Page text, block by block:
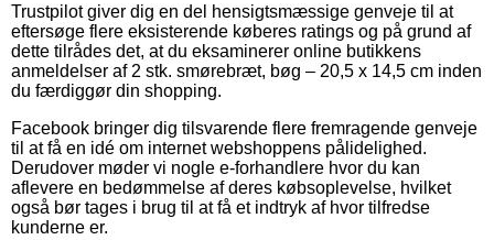
Trustpilot giver dig en del hensigtsmæssige genveje til at
eftersøge flere eksisterende køberes ratings og på grund af
dette tilrådes det, at du eksaminerer online butikkens
anmeldelser af 2 stk. smørebræt, bøg – 20,5 x 14,5 cm inden
du færdiggør din shopping.
Facebook bringer dig tilsvarende flere fremragende genveje
til at få en idé om internet webshoppens pålidelighed.
Derudover møder vi nogle e-forhandlere hvor du kan
aflevere en bedømmelse af deres købsoplevelse, hvilket
også bør tages i brug til at få et indtryk af hvor tilfredse
kunderne er.